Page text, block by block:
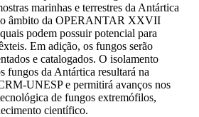
marinhas e terrestres da Antártica
âmbito da OPERANTAR XXVII
podem possuir potencial para
Em adição, os fungos serão
e catalogados. O isolamento
fungos da Antártica resultará na
UNESP e permitirá avanços nos
de fungos extremófilos,
científico.